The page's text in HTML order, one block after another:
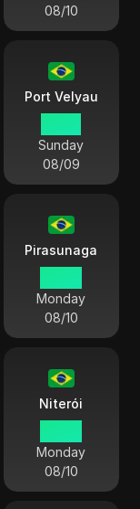
08/10
Port Velyau
Sunday
08/09
Pirasunaga
Monday
08/10
Niterói
Monday
08/10